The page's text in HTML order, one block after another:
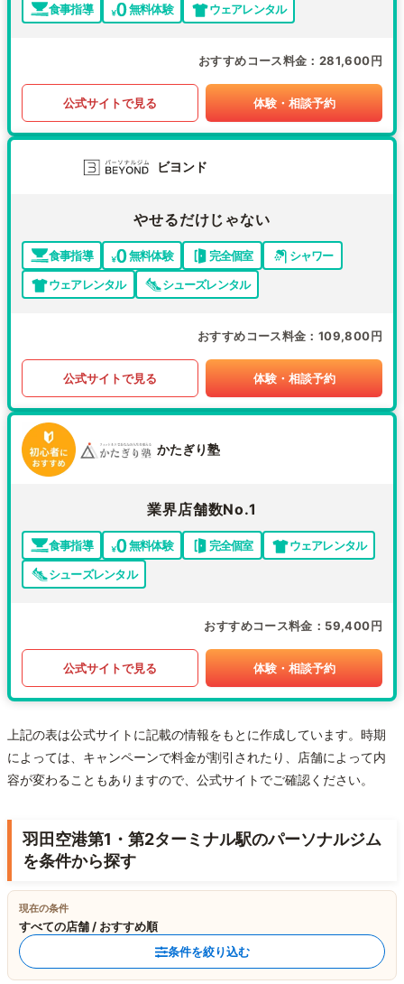
食事指導 無料体験 ウェアレンタル
おすすめコース料金 281,600円
公式サイトで見る 体験・相談予約
ビヨンド
やせるだけじゃない
食事指導 無料体験 完全個室
シャワー
ウェアレンタル
シューズレンタル
おすすめコース料金 109,800円
公式サイトで見る 体験・相談予約
かたぎり塾
業界店舗数No.1
食事指導 無料体験 完全個室
ウェアレンタル
シューズレンタル
おすすめコース料金 59,400円
公式サイトで見る 体験・相談予約
上記の表は公式サイトに記載の情報をもとに作成しています。時期
によっては、キャンペーンで料金が割引されたり、店舗によって内
容が変わることもありますので、公式サイトでご確認ください。
羽田空港第1・第2ターミナル駅のパーソナルジム
を条件から探す
現在の条件
すべての店舗 / おすすめ順
条件を絞り込む